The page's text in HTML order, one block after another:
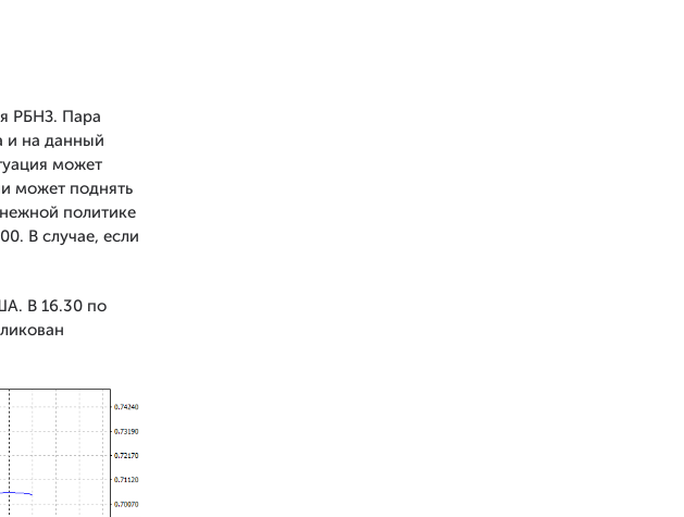
РБНЗ. Пара
и на данный
может
может поднять
политике
В случае, если
В 16.30 по